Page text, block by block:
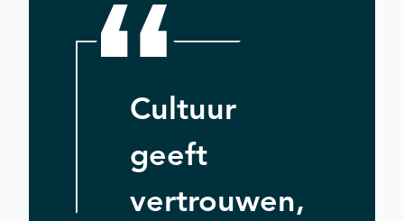
Cultuur
geeft
vertrouwen,